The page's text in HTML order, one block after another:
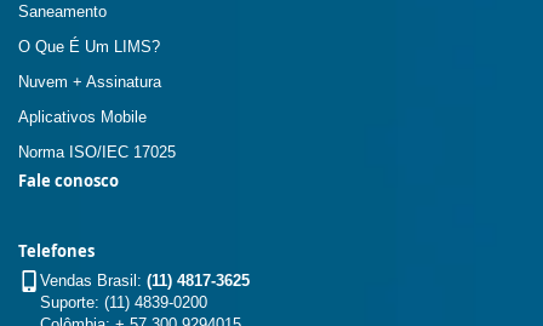
Saneamento
O Que É Um LIMS?
Nuvem + Assinatura
Aplicativos Mobile
Norma ISO/IEC 17025
Fale conosco
Telefones
Vendas Brasil: (11) 4817-3625
Suporte: (11) 4839-0200